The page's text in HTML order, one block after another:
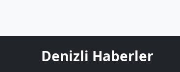
Denizli Haberler